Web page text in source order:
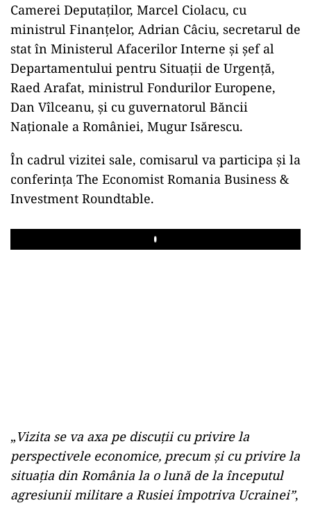
Camerei Deputaţilor, Marcel Ciolacu, cu
ministrul Finanţelor, Adrian Câciu, secretarul de
stat în Ministerul Afacerilor Interne şi şef al
Departamentului pentru Situaţii de Urgenţă,
Raed Arafat, ministrul Fondurilor Europene,
Dan Vîlceanu, şi cu guvernatorul Băncii
Naţionale a României, Mugur Isărescu.
În cadrul vizitei sale, comisarul va participa şi la
conferinţa The Economist Romania Business &
Investment Roundtable.
Play
„Vizita se va axa pe discuţii cu privire la
perspectivele economice, precum şi cu privire la
situaţia din România la o lună de la începutul
agresiunii militare a Rusiei împotriva Ucrainei”,